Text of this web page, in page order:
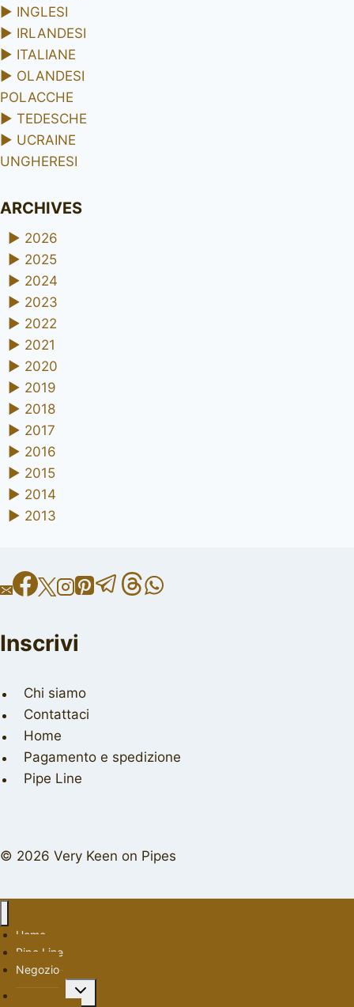
► INGLESI
► IRLANDESI
► ITALIANE
► OLANDESI
POLACCHE
► TEDESCHE
► UCRAINE
UNGHERESI
ARCHIVES
► 2026
► 2025
► 2024
► 2023
► 2022
► 2021
► 2020
► 2019
► 2018
► 2017
► 2016
► 2015
► 2014
► 2013
Inscrivi
Chi siamo
Contattaci
Home
Pagamento e spedizione
Pipe Line
© 2026 Very Keen on Pipes
Home
Pipe Line
Negozio
Alterna